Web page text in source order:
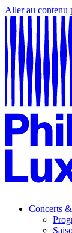
Aller au contenu
Concerts